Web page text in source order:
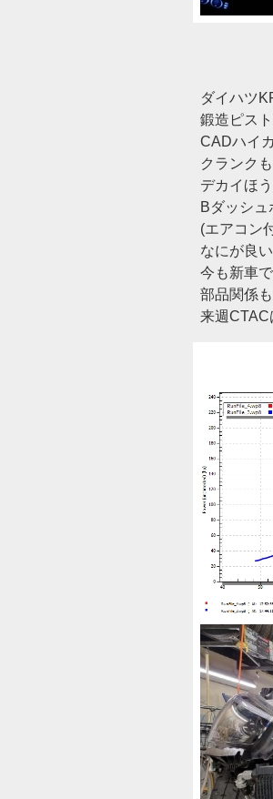
ダイハツ
鍛造ピス
CADハイ
クランク
デカイほ
Bダッシュ
(エアコン
なにが良
今も新車
部品関係
来週CTAC